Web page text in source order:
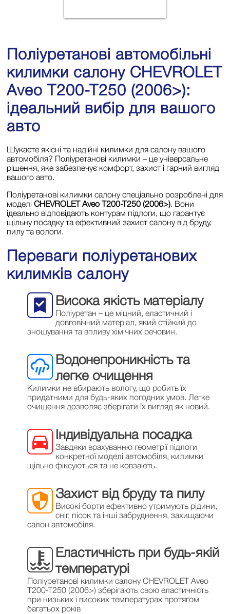
Поліуретанові автомобільні
килимки салону CHEVROLET
Aveo T200-T250 (2006>):
ідеальний вибір для вашого
авто
Шукаєте якісні та надійні килимки для салону вашого
автомобіля? Поліуретанові килимки – це універсальне
рішення, яке забезпечує комфорт, захист і гарний вигляд
вашого авто.
Поліуретанові килимки салону спеціально розроблені для
моделіCHEVROLET Aveo T200-T250 (2006>). Вони
ідеально відповідають контурам підлоги, що гарантує
щільну посадку та ефективний захист салону від бруду,
пилу та вологи.
Переваги поліуретанових
килимків салону
Висока якість матеріалу
Поліуретан – це міцний, еластичний і
довговічний матеріал, який стійкий до
зношування та впливу хімічних речовин.
Водонепроникність та
легке очищення
Килимки не вбирають вологу, що робить їх
придатними для будь-яких погодних умов. Легке
очищення дозволяє зберігати їх вигляд як новий.
Індивідуальна посадка
Завдяки врахуванню геометрії підлоги
конкретної моделі автомобіля, килимки
щільно фіксуються та не ковзають.
Захист від бруду та пилу
Високі борти ефективно утримують рідини,
сніг, пісок та інші забруднення, захищаючи
салон автомобіля.
Еластичність при будь-якій
температурі
Поліуретанові килимки салону CHEVROLET Aveo
T200-T250 (2006>) зберігають свою еластичність
при низьких і високих температурах протягом
багатьох років